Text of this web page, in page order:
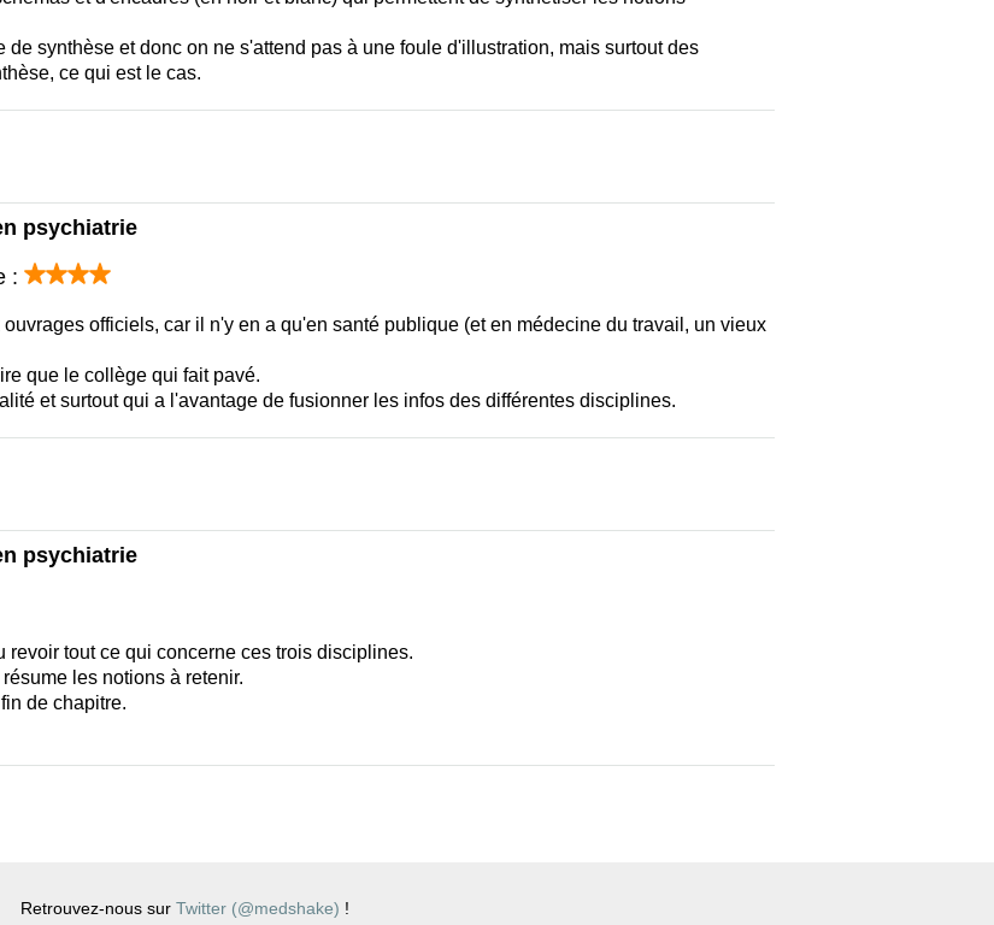
de synthèse et donc on ne s'attend pas à une foule d'illustration, mais surtout des
ce qui est le cas.
psychiatrie
:
officiels, car il n'y en a qu'en santé publique (et en médecine du travail, un vieux
que le collège qui fait pavé.
et surtout qui a l'avantage de fusionner les infos des différentes disciplines.
psychiatrie
revoir tout ce qui concerne ces trois disciplines.
les notions à retenir.
de chapitre.
Retrouvez-nous sur Twitter (@medshake) !